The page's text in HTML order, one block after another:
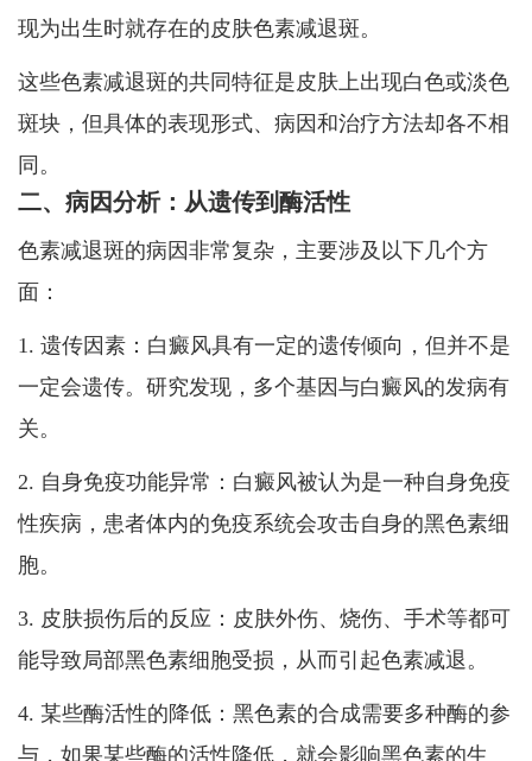
现为出生时就存在的皮肤色素减退斑。
这些色素减退斑的共同特征是皮肤上出现白色或淡色
斑块，但具体的表现形式、病因和治疗方法却各不相
同。
二、病因分析：从遗传到酶活性
色素减退斑的病因非常复杂，主要涉及以下几个方
面：
1. 遗传因素：白癜风具有一定的遗传倾向，但并不是
一定会遗传。研究发现，多个基因与白癜风的发病有
关。
2. 自身免疫功能异常：白癜风被认为是一种自身免疫
性疾病，患者体内的免疫系统会攻击自身的黑色素细
胞。
3. 皮肤损伤后的反应：皮肤外伤、烧伤、手术等都可
能导致局部黑色素细胞受损，从而引起色素减退。
4. 某些酶活性的降低：黑色素的合成需要多种酶的参
与，如果某些酶的活性降低，就会影响黑色素的生